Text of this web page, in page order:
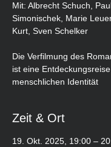
Mit: Albrecht Schuch,
Simonischek, Marie
Kurt, Sven Schelker
Die Verfilmung des
ist eine
menschlichen Identität
Zeit & Ort
19. Okt. 2025, 19:00 –